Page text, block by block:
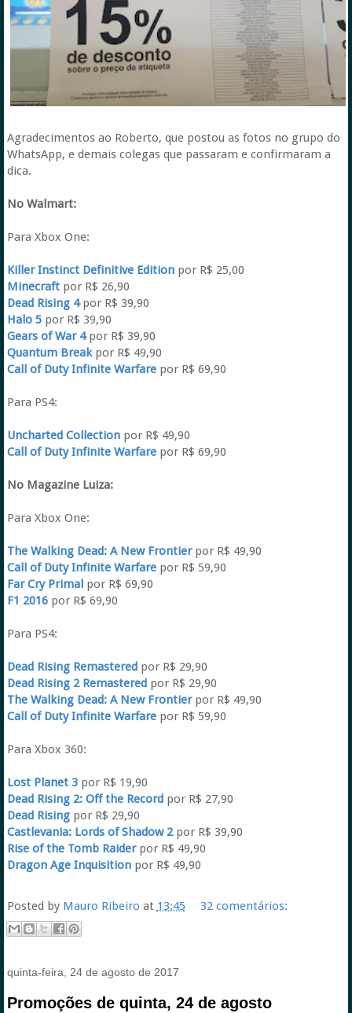
Agradecimentos ao Roberto, que postou as fotos no grupo do
WhatsApp, e demais colegas que passaram e confirmaram a
dica.
No Walmart:
Para Xbox One:
Killer Instinct Definitive Editionpor R$ 25,00
Minecraftpor R$ 26,90
Dead Rising 4por R$ 39,90
Halo 5por R$ 39,90
Gears of War 4por R$ 39,90
Quantum Breakpor R$ 49,90
Call of Duty Infinite Warfare por R$ 69,90
Para PS4:
Uncharted Collectionpor R$ 49,90
Call of Duty Infinite Warfare por R$ 69,90
No Magazine Luiza:
Para Xbox One:
The Walking Dead: A New Frontier por R$ 49,90
Call of Duty Infinite Warfare por R$ 59,90
Far Cry Primal por R$ 69,90
F1 2016por R$ 69,90
Para PS4:
Dead Rising Remasteredpor R$ 29,90
Dead Rising 2 Remasteredpor R$ 29,90
The Walking Dead: A New Frontier por R$ 49,90
Call of Duty Infinite Warfare por R$ 59,90
Para Xbox 360:
Lost Planet 3 por R$ 19,90
Dead Rising 2: Off the Record por R$ 27,90
Dead Risingpor R$ 29,90
Castlevania: Lords of Shadow 2por R$ 39,90
Rise of the Tomb Raider por R$ 49,90
Dragon Age Inquisition por R$ 49,90
Posted by Mauro Ribeiro at 13:45 32 comentários:
quinta-feira, 24 de agosto de 2017
Promoções de quinta, 24 de agosto